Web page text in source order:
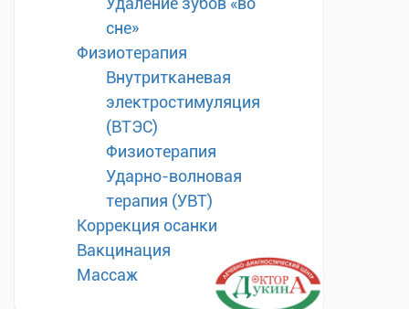
сне»
Физиотерапия
Внутритканевая
электростимуляция
(ВТЭС)
Физиотерапия
Ударно-волновая
терапия (УВТ)
Коррекция осанки
Вакцинация
Массаж